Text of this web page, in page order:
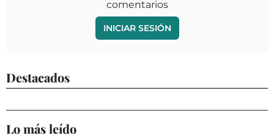
comentarios
INICIAR SESIÓN
Destacados
Lo más leído